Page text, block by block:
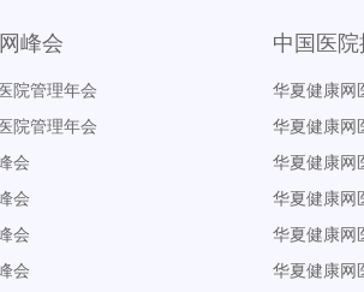
峰会
院管理年会
院管理年会
会
会
会
会
中国医
华夏健康网
华夏健康网
华夏健康网
华夏健康网
华夏健康网
华夏健康网